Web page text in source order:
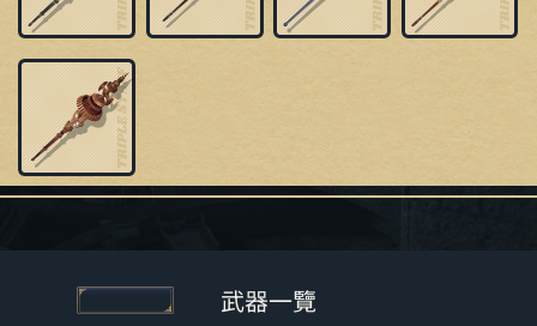
武器一覽